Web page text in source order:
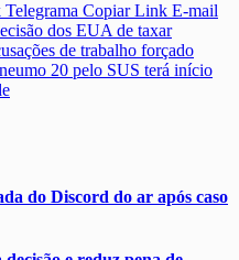
Telegrama Copiar Link E-mail
dos EUA de taxar
de trabalho forçado
20 pelo SUS terá início
do Discord do ar após caso